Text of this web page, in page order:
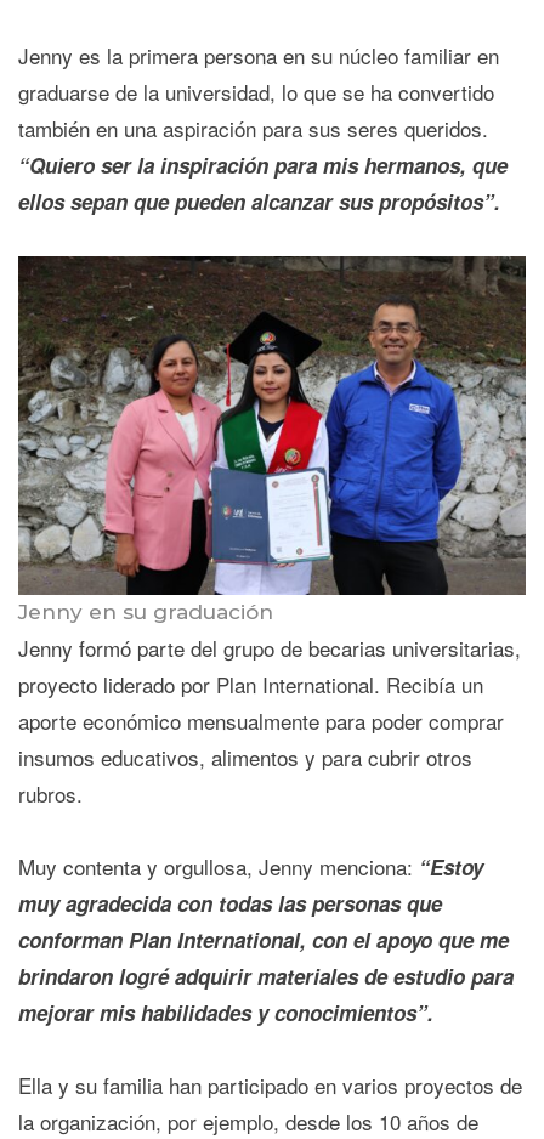
Jenny es la primera persona en su núcleo familiar en
graduarse de la universidad, lo que se ha convertido
también en una aspiración para sus seres queridos.
“Quiero ser la inspiración para mis hermanos, que
ellos sepan que pueden alcanzar sus propósitos”.
Jenny en su graduación
Jenny formó parte del grupo de becarias universitarias,
proyecto liderado por Plan International. Recibía un
aporte económico mensualmente para poder comprar
insumos educativos, alimentos y para cubrir otros
rubros.
Muy contenta y orgullosa, Jenny menciona: “Estoy
muy agradecida con todas las personas que
conforman Plan International, con el apoyo que me
brindaron logré adquirir materiales de estudio para
mejorar mis habilidades y conocimientos”.
Ella y su familia han participado en varios proyectos de
la organización, por ejemplo, desde los 10 años de